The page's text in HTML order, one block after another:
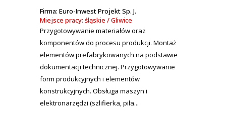
Firma: Euro-Inwest Projekt Sp. J.
Miejsce pracy: śląskie / Gliwice
Przygotowywanie materiałów oraz
komponentów do procesu produkcji. Montaż
elementów prefabrykowanych na podstawie
dokumentacji technicznej. Przygotowywanie
form produkcyjnych i elementów
konstrukcyjnych. Obsługa maszyn i
elektronarzędzi (szlifierka, piła...